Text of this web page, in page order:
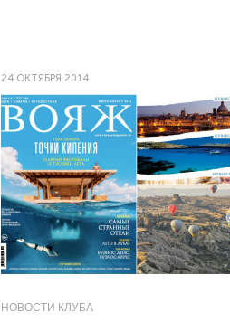
24 ОКТЯБРЯ 2014
НОВОСТИ КЛУБА